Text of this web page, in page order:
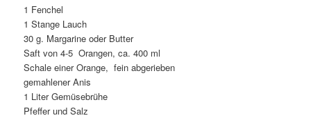
1 Fenchel
1 Stange Lauch
30 g. Margarine oder Butter
Saft von 4-5 Orangen, ca. 400 ml
Schale einer Orange, fein abgerieben
gemahlener Anis
1 Liter Gemüsebrühe
Pfeffer und Salz